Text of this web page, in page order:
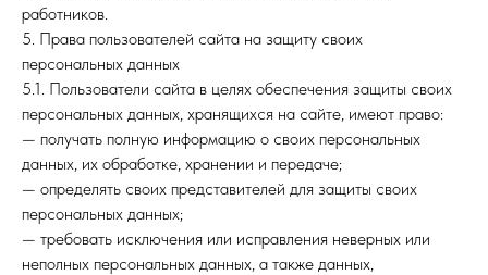
работников.
5. Права пользователей сайта на защиту своих
персональных данных
5.1. Пользователи сайта в целях обеспечения защиты своих
персональных данных, хранящихся на сайте, имеют право:
— получать полную информацию о своих персональных
данных, их обработке, хранении и передаче;
— определять своих представителей для защиты своих
персональных данных;
— требовать исключения или исправления неверных или
неполных персональных данных, а также данных,